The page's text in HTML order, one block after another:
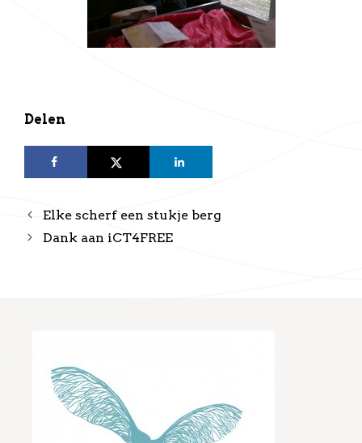
Delen
Elke scherf een stukje berg
Dank aan iCT4FREE